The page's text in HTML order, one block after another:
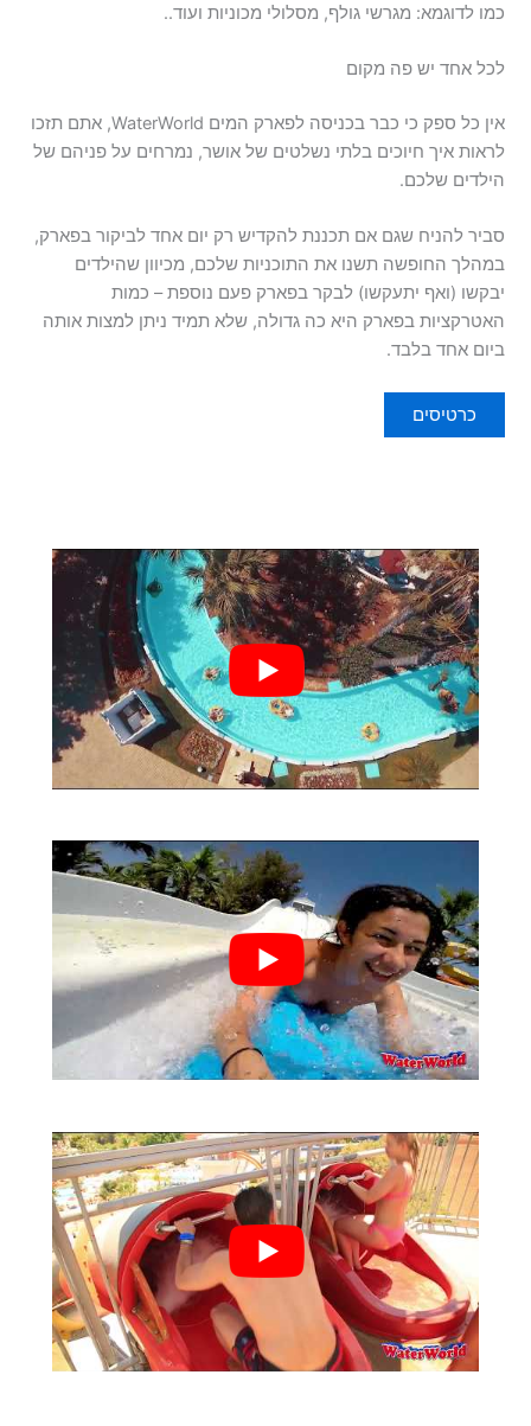
כמו לדוגמא: מגרשי גולף, מסלולי מכוניות ועוד..
לכל אחד יש פה מקום
אין כל ספק כי כבר בכניסה לפארק המים WaterWorld, אתם תזכו
לראות איך חיוכים בלתי נשלטים של אושר, נמרחים על פניהם של
הילדים שלכם.
סביר להניח שגם אם תכננת להקדיש רק יום אחד לביקור בפארק,
במהלך החופשה תשנו את התוכניות שלכם, מכיוון שהילדים
יבקשו (ואף יתעקשו) לבקר בפארק פעם נוספת – כמות
האטרקציות בפארק היא כה גדולה, שלא תמיד ניתן למצות אותה
ביום אחד בלבד.
כרטיסים